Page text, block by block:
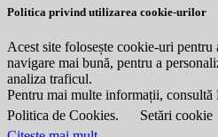
Politica privind utilizarea cookie-urilor
Acest site folosește cookie-uri pentru
navigare mai bună, pentru a
analiza traficul.
Pentru mai multe informații,
Politica de Cookies.
Setări cookie